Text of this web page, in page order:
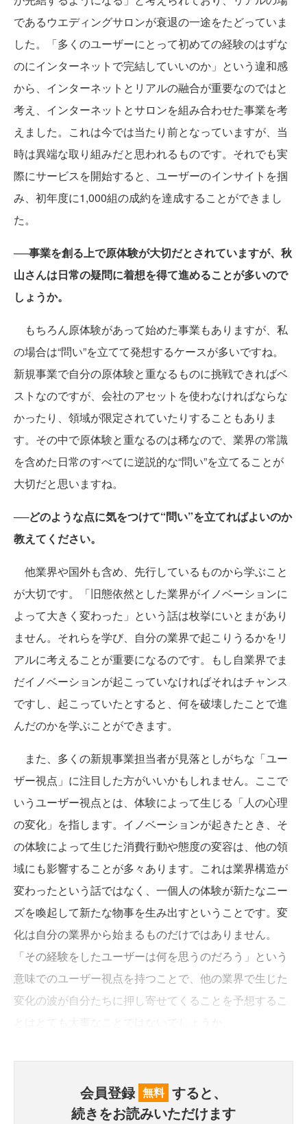
であるウエディングサロンが衰退の一途をたどっていま
した。「多くのユーザーにとって初めての経験のはずな
のにインターネットで完結していいのか」という違和感
から、インターネットとリアルの融合が重要なのではと
考え、インターネットとサロンを組み合わせた事業を考
えました。これは今では当たり前となっていますが、当
時は異端な取り組みだと思われるものです。それでも実
際にサービスを開始すると、ユーザーのインサイトを掴
み、初年度に1,000組の成約を達成することができまし
た。
──事業を創る上で原体験が大切だとされていますが、秋
山さんは日常の疑問に着想を得て進めることが多いので
しょうか。
もちろん原体験があって始めた事業もありますが、私
の場合は“問い”を立てて発想するケースが多いですね。
新規事業で自分の原体験と重なるものに挑戦できればベ
ストなのですが、会社のアセットを使わなければならな
かったり、領域が限定されていたりすることもありま
す。その中で原体験と重なるのは稀なので、業界の常識
を含めた日常のすべてに逆説的な“問い”を立てることが
大切だと思いますね。
──どのような点に気をつけて“問い”を立てればよいのか
教えてください。
他業界や国外も含め、先行しているものから学ぶこと
が大切です。「旧態依然とした業界がイノベーションに
よって大きく変わった」という話は枚挙にいとまがあり
ません。それらを学び、自分の業界で起こりうるかをリ
アルに考えることが重要になるのです。もし自業界でま
だイノベーションが起こっていなければそれはチャンス
ですし、起こっていたとすると、何を破壊したことで進
んだのかを学ぶことができます。
また、多くの新規事業担当者が見落としがちな「ユー
ザー視点」に注目した方がいいかもしれません。ここで
いうユーザー視点とは、体験によって生じる「人の心理
の変化」を指します。イノベーションが起きたとき、そ
の体験によって生じた消費行動や態度の変容は、他の領
域にも影響することが多々あります。これは業界構造が
変わったという話ではなく、一個人の体験が新たなニー
ズを喚起して新たな物事を生み出すということです。変
化は自分の業界から始まるものだけではありません。
「その経験をしたユーザーは何を思うのだろう」という
意味でのユーザー視点を持つことで、他の業界で生じた
変化の波が自分たちに押し寄せてくることを予想するこ
会員登録 無料 すると、
続きをお読みいただけます